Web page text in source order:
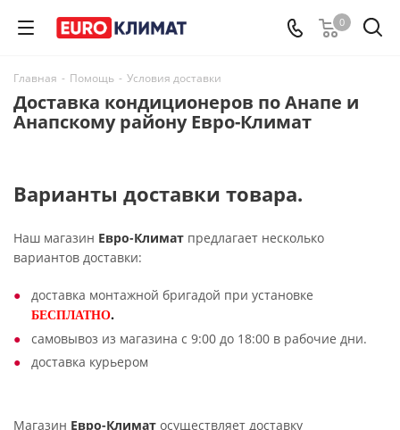
0
Главная - Помощь - Условия доставки
Доставка кондиционеров по Анапе и
Анапскому району Евро-Климат
Варианты доставки товара.
Наш магазин Евро-Климат предлагает несколько
вариантов доставки:
доставка монтажной бригадой при установке
БЕСПЛАТНО.
самовывоз из магазина с 9:00 до 18:00 в рабочие дни.
доставка курьером
Магазин Евро-Климат осуществляет доставку